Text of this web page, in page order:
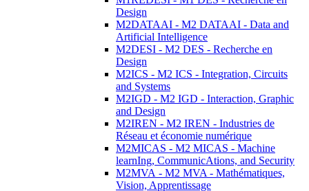
Design
M2DATAAI - M2 DATAAI - Data and
Artificial Intelligence
M2DESI - M2 DES - Recherche en
Design
M2ICS - M2 ICS - Integration, Circuits
and Systems
M2IGD - M2 IGD - Interaction, Graphic
and Design
M2IREN - M2 IREN - Industries de
Réseau et économie numérique
M2MICAS - M2 MICAS - Machine
learnIng, CommunicAtions, and Security
M2MVA - M2 MVA - Mathématiques,
Vision, Apprentissage